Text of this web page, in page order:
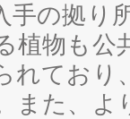
手の拠り
植物も公
れており
また、よ